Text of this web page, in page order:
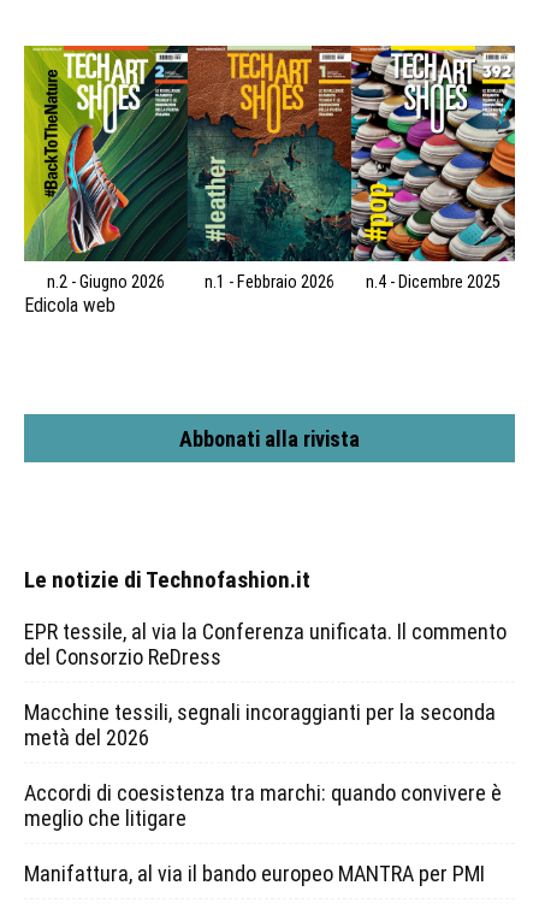
n.2 - Giugno 2026 n.1 - Febbraio 2026 n.4 - Dicembre 2025
Edicola web
Abbonati alla rivista
Le notizie di Technofashion.it
EPR tessile, al via la Conferenza unificata. Il commento
del Consorzio ReDress
Macchine tessili, segnali incoraggianti per la seconda
metà del 2026
Accordi di coesistenza tra marchi: quando convivere è
meglio che litigare
Manifattura, al via il bando europeo MANTRA per PMI